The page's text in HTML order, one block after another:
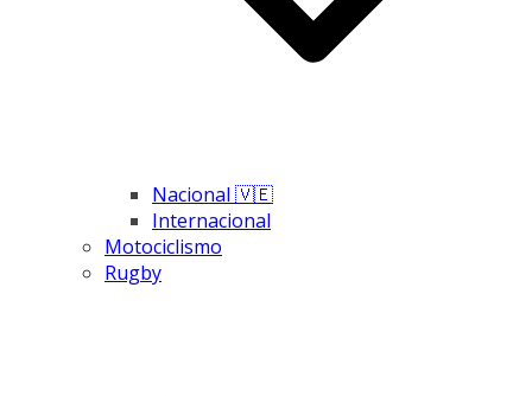
Nacional 🇻🇪
Internacional
Motociclismo
Rugby